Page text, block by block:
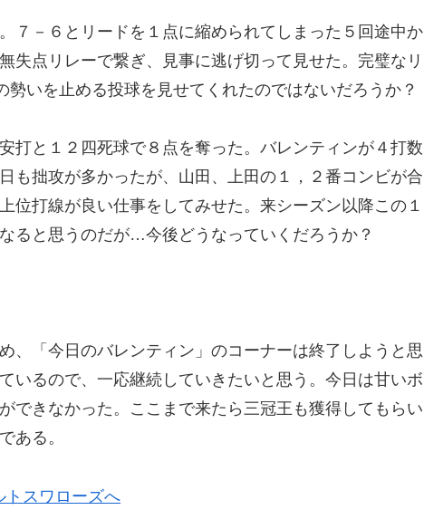
７－６とリードを１点に縮められてしまった５回途中か
失点リレーで繋ぎ、見事に逃げ切って見せた。完璧なリ
いを止める投球を見せてくれたのではないだろうか？
打と１２四死球で８点を奪った。バレンティンが４打数
も拙攻が多かったが、山田、上田の１，２番コンビが合
位打線が良い仕事をしてみせた。来シーズン以降この１
ると思うのだが…今後どうなっていくだろうか？
、「今日のバレンティン」のコーナーは終了しようと思
いるので、一応継続していきたいと思う。今日は甘いボ
できなかった。ここまで来たら三冠王も獲得してもらい
ある。